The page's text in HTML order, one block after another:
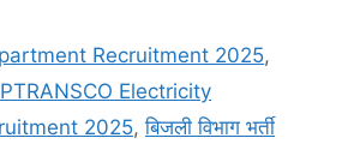
Recruitment 2025,
Electricity
2025,बिजली विभाग भर्ती